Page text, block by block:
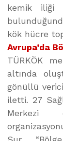
kemik iliği
kök hücre
Avrupa’da
TÜRKÖK
altında
gönüllü
iletti. 27
Merkezi